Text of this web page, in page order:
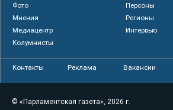
Фото
Персоны
Мнения
Регионы
Медиацентр
Интервью
Колумнисты
Контакты Реклама Вакансии
© «Парламентская газета», 2026 г.